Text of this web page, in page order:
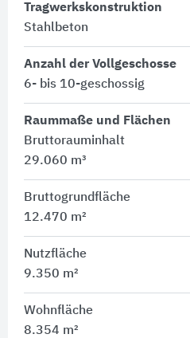
Tragwerkskonstruktion
Stahlbeton
Anzahl der Vollgeschosse
6- bis 10-geschossig
Raummaße und Flächen
Bruttorauminhalt
29.060 m³
Bruttogrundfläche
12.470 m²
Nutzfläche
9.350 m²
Wohnfläche
8.354 m²